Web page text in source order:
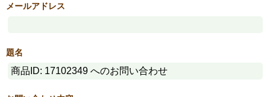
メールアドレス
題名